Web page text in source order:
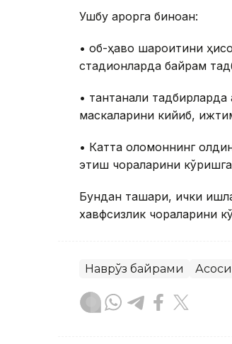
Ушбу қарорга биноан:
• об-ҳаво шароитини
стадионларда байрам
• тантанали
маскаларини кийиб,
• Катта оломоннинг
этиш чораларини
Бундан ташқари, ички
хавфсизлик чораларини
Наврўз байрами